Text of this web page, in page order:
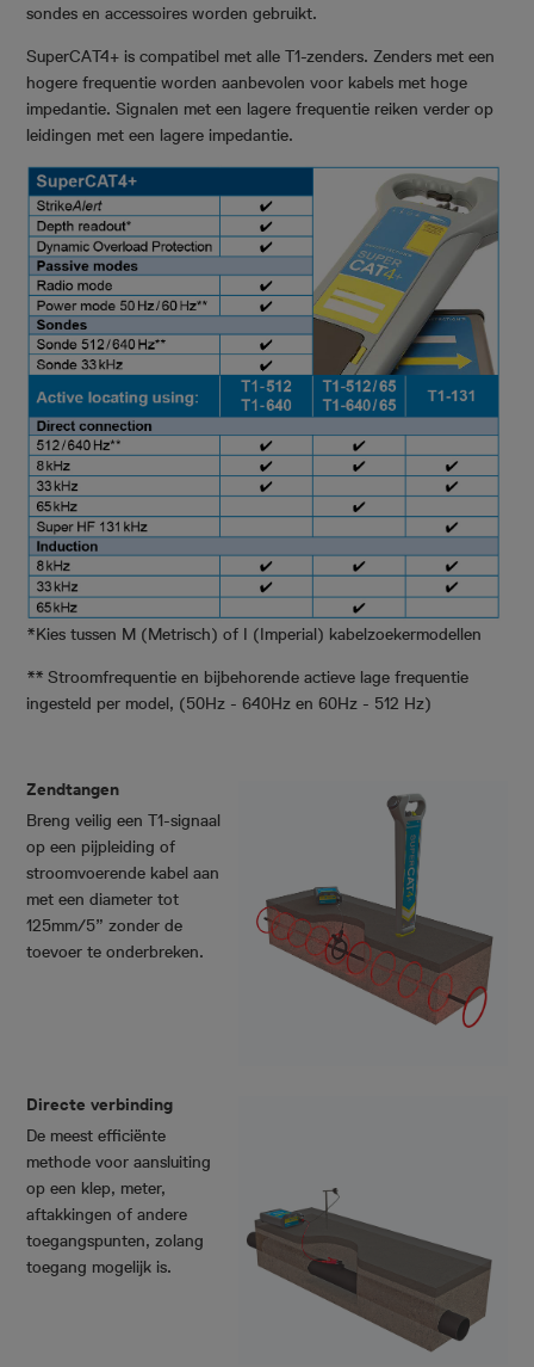
sondes en accessoires worden gebruikt.
SuperCAT4+ is compatibel met alle T1-zenders. Zenders met een
hogere frequentie worden aanbevolen voor kabels met hoge
impedantie. Signalen met een lagere frequentie reiken verder op
leidingen met een lagere impedantie.
*Kies tussen M (Metrisch) of I (Imperial) kabelzoekermodellen
** Stroomfrequentie en bijbehorende actieve lage frequentie
ingesteld per model, (50Hz - 640Hz en 60Hz - 512 Hz)
Zendtangen
Breng veilig een T1-signaal
op een pijpleiding of
stroomvoerende kabel aan
met een diameter tot
125mm/5” zonder de
toevoer te onderbreken.
Directe verbinding
De meest efficiënte
methode voor aansluiting
op een klep, meter,
aftakkingen of andere
toegangspunten, zolang
toegang mogelijk is.